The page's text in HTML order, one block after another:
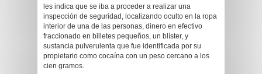
les indica que se iba a proceder a realizar una
inspección de seguridad, localizando oculto en la ropa
interior de una de las personas, dinero en efectivo
fraccionado en billetes pequeños, un blíster, y
sustancia pulverulenta que fue identificada por su
propietario como cocaína con un peso cercano a los
cien gramos.